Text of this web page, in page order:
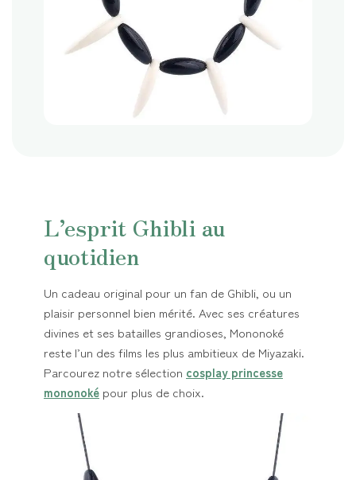
L’esprit Ghibli au
quotidien
Un cadeau original pour un fan de Ghibli, ou un
plaisir personnel bien mérité. Avec ses créatures
divines et ses batailles grandioses, Mononoké
reste l’un des films les plus ambitieux de Miyazaki.
Parcourez notre sélection cosplay princesse
mononoké pour plus de choix.